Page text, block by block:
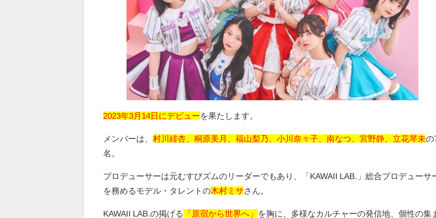
2023年3月14日にデビューを果たします。
メンバーは、村川緋杏、桐原美月、福山梨乃、小川奈々子、南なつ、宮野静、立花琴未の
名。
プロデューサーは元むすびズムのリーダーでもあり、「 KAWAII LAB.
」総合プロデューサ
を務めるモデル・タレントの木村ミサさん。
KAWAII LAB.の掲げる 「原宿から世界へ」 を胸に、多様なカルチャーの発信地、個性の集